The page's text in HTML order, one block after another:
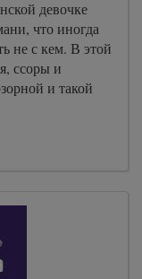
девочке
что иногда
не с кем. В этой
ссоры и
и такой